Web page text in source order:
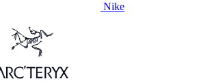
Nike